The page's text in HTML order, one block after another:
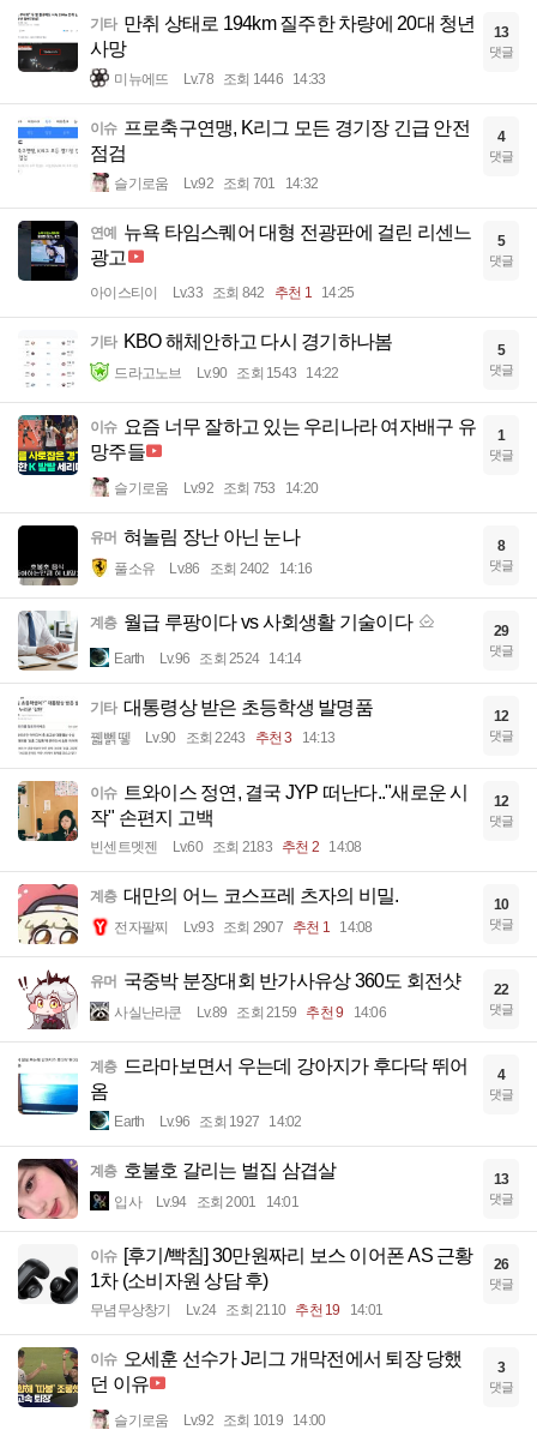
기타 만취 상태로 194km 질주한 차량에 20대 청년
사망
미뉴에뜨 Lv.78 조회 1446 14:33
13
댓글
이슈 프로축구연맹, K리그 모든 경기장 긴급 안전
점검
슬기로움 Lv.92 조회 701 14:32
4
댓글
연예 뉴욕 타임스퀘어 대형 전광판에 걸린 리센느
광고
아이스티이 Lv.33 조회 842 추천 1 14:25
5
댓글
기타 KBO 해체안하고 다시 경기하나봄
드라고노브 Lv.90 조회 1543 14:22
5
댓글
이슈 요즘 너무 잘하고 있는 우리나라 여자배구 유
망주들
슬기로움 Lv.92 조회 753 14:20
1
댓글
유머 혀놀림 장난 아닌 눈나
풀소유 Lv.86 조회 2402 14:16
8
댓글
계층 월급 루팡이다 vs 사회생활 기술이다
Earth Lv.96 조회 2524 14:14
29
댓글
기타 대통령상 받은 초등학생 발명품
꿻뻵뗗 Lv.90 조회 2243 추천 3 14:13
12
댓글
이슈
트와이스 정연, 결국 JYP 떠난다.."새로운 시
작" 손편지 고백
빈센트멧젠 Lv.60 조회 2183 추천 2 14:08
12
댓글
계층 대만의 어느 코스프레 츠자의 비밀.
전자팔찌 Lv.93 조회 2907 추천 1 14:08
10
댓글
유머 국중박 분장대회 반가사유상 360도 회전샷
사실난라쿤 Lv.89 조회 2159 추천 9 14:06
22
댓글
계층 드라마보면서 우는데 강아지가 후다닥 뛰어
옴
Earth Lv.96 조회 1927 14:02
4
댓글
계층 호불호 갈리는 벌집 삼겹살
입사 Lv.94 조회 2001 14:01
13
댓글
이슈 [후기/빡침] 30만원짜리 보스 이어폰 AS 근황
1차 (소비자원 상담 후)
무념무상창기 Lv.24 조회 2110 추천 19 14:01
26
댓글
이슈 오세훈 선수가 J리그 개막전에서 퇴장 당했
던 이유
슬기로움 Lv.92 조회 1019 14:00
3
댓글